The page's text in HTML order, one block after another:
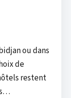
ou dans
de
restent